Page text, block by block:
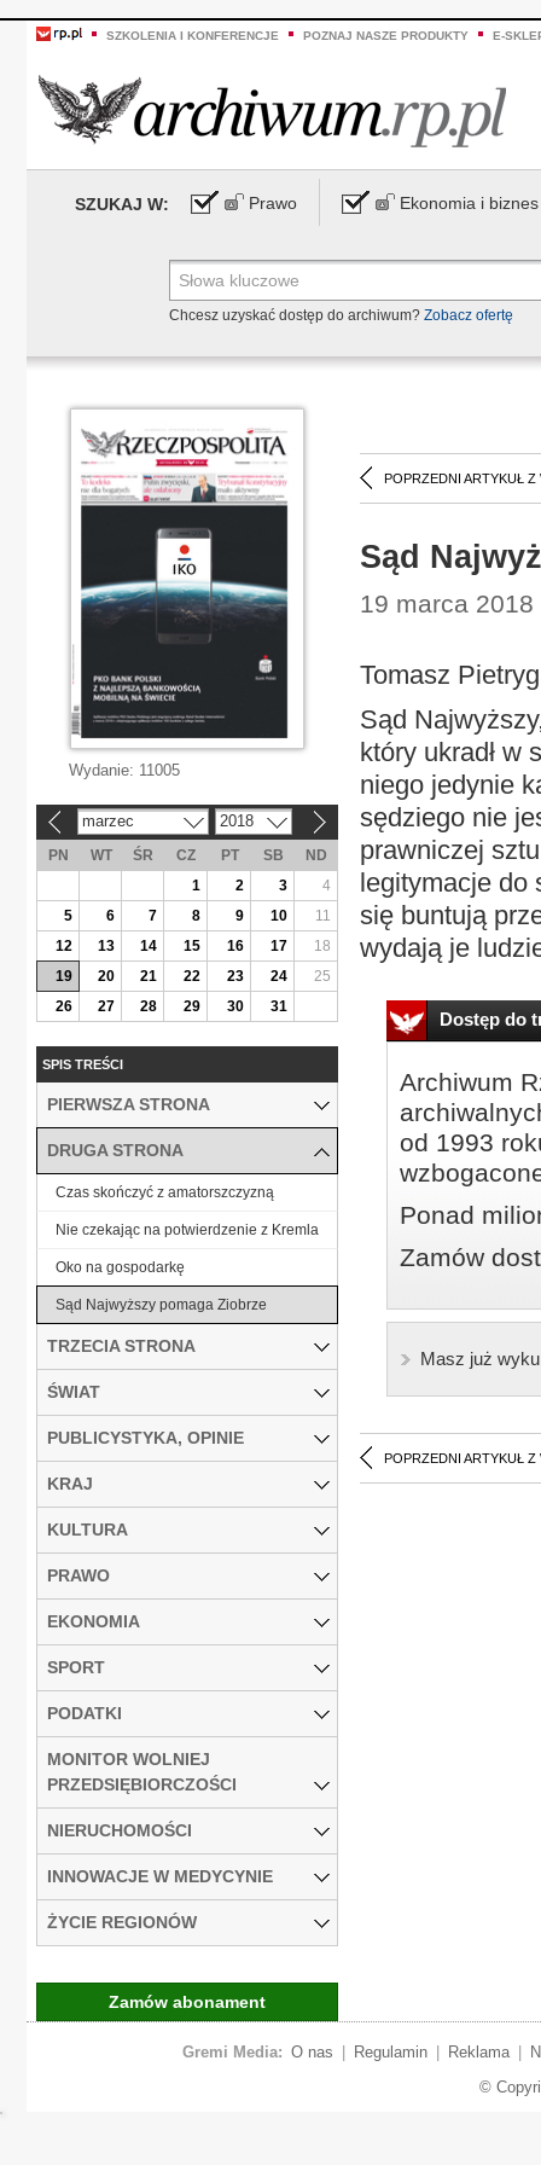
SZKOLENIA I KONFERENCJE POZNAJ NASZE PRODUKTY E-
SZUKAJ W: Prawo Ekonomia i biznes
Chcesz uzyskać dostęp do archiwum? Zobacz ofertę
POPRZEDNI ARTYKUŁ Z
Sąd
19 marca
Tomasz
Sąd
który ukradł w
niego jedynie
sędziego nie
prawniczej
legitymacje do
się buntują
wydają je
Dostęp do
Archiwum
od 1993
Ponad
Zamów
Masz już
POPRZEDNI ARTYKUŁ Z
Wydanie: 11005
marzec 2018
PN WT ŚR CZ PT SB
ND
1
2 3
4
5
6 7 8 9 10
11
12
13 14 15 16 17
18
19
20 21 22 23 24
25
26
27 28 29 30 31
SPIS TREŚCI
PIERWSZA STRONA
DRUGA STRONA
Czas skończyć z amatorszczyzną
Nie czekając na potwierdzenie z Kremla
Oko na gospodarkę
Sąd Najwyższy pomaga Ziobrze
TRZECIA STRONA
ŚWIAT
PUBLICYSTYKA, OPINIE
KRAJ
KULTURA
PRAWO
EKONOMIA
SPORT
PODATKI
MONITOR WOLNIEJ
PRZEDSIĘBIORCZOŚCI
NIERUCHOMOŚCI
INNOWACJE W MEDYCYNIE
ŻYCIE REGIONÓW
Zamów abonament
Gremi Media: O nas Regulamin Reklama
©